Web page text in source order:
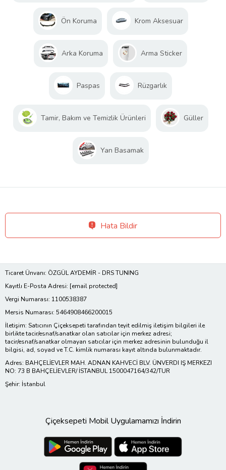
Ön Koruma Krom Aksesuar
Arka Koruma Arma Sticker
Paspas Rüzgarlık
Tamir, Bakım ve Temizlik Ürünleri Güller
Yan Basamak
Hata Bildir
Ticaret Ünvanı: ÖZGÜL AYDEMİR - DRS TUNING
Kayıtlı E-Posta Adresi: [email protected]
Vergi Numarası: 1100538387
Mersis Numarası: 5464908466200015
İletişim: Satıcının Çiçeksepeti tarafından teyit edilmiş iletişim bilgileri ile
birlikte tacir/esnaf/sanatkar olan satıcılar için merkez adresi;
tacir/esnaf/sanatkar olmayan satıcılar için merkez adresinin bulunduğu il
bilgisi, ad, soyad ve T.C. kimlik numarası kayıt altında bulunmaktadır.
Adres: BAHÇELİEVLER MAH. ADNAN KAHVECİ BLV. ÜNVERDI IŞ MERKEZI
NO: 73 B BAHÇELİEVLER/ İSTANBUL 1500047164/342/TUR
Şehir: İstanbul
Çiçeksepeti Mobil Uygulamamızı İndirin